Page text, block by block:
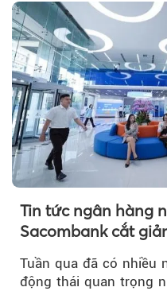
Tin tức ngân hàng
Sacombank cắt
Tuần qua đã có nhiều
động thái quan trọng